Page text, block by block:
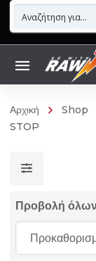
Αρχική Shop
STOP
Προβολή